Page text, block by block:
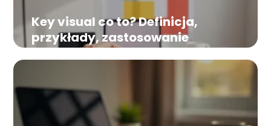
Key visual co to? Definicja,
przykłady, zastosowanie